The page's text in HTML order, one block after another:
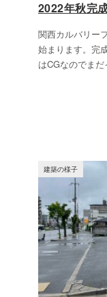
2022年秋完
関西カルバリー
始まります。完
はCGなのでま
建築の様子